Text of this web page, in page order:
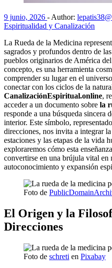
9 junio, 2026 - Author:
Espiritualidad y Canalización
La Rueda de la Medicina
sagrados y profundos dentro de
pueblos originarios de América
concepto, es una herramienta
comprender su lugar en el
conectar con los ciclos de la
CanalizaciónEspiritual.online,
acceder a un documento sobre la
responde a una búsqueda sincera
interior. Este símbolo,
direcciones, nos invita a integrar
estaciones y las etapas de la vida
exploraremos cómo esta
convertirse en una brújula vital en
autoconocimiento y expansión
Foto de
El Origen y la
Direcciones
Foto de schreti en Pixabay